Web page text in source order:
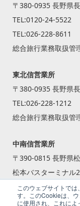
このウェブサイトで
す。このCookieは、
に使用され、これに
〒380-0935 長野県
TEL:0120-24-5522
TEL:026-228-8611
総合旅行業務取扱管
東北信営業所
〒380-0935 長野県
TEL:026-228-1212
総合旅行業務取扱管
中南信営業所
〒390-0815 長野県
松本バスターミナル
TEL:0263-87-2240
総合旅行業務取扱